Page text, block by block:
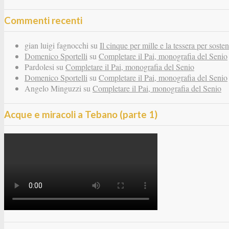
Commenti recenti
gian luigi fagnocchi su Il cinque per mille e la tessera per
Domenico Sportelli su Completare il Pai, monografia del Senio
Pardolesi su Completare il Pai, monografia del Senio
Domenico Sportelli su Completare il Pai, monografia del Senio
Angelo Minguzzi su Completare il Pai, monografia del Senio
Acque e miracoli a Tebano (parte 1)